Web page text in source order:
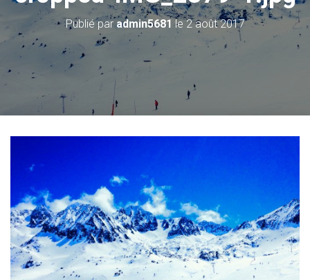
A
N
Publié par admin5681le2 août 2017